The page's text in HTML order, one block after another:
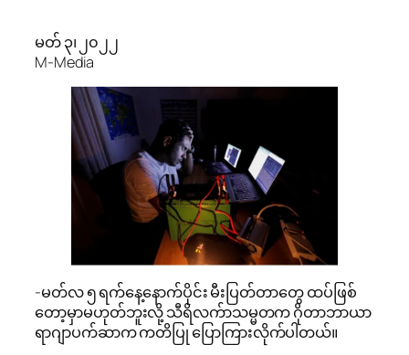
မတ် ၃၊ ၂၀၂၂
M-Media
-မတ်လ ၅ ရက်နေ့နောက်ပိုင်း မီးပြတ်တာတွေ ထပ်ဖြစ်
တော့မှာမဟုတ်ဘူးလို့ သီရိလက်ာသမ္မတက ဂိုတာဘာယာ
ရာဂျာပက်ဆာက ကတိပြု ပြောကြားလိုက်ပါတယ်။